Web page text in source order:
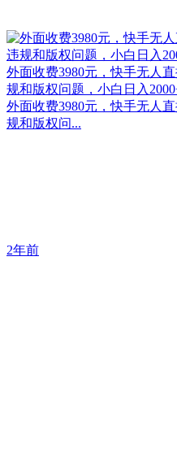
外面收费3980元，快手无人
规和版权问题，小白日入
外面收费3980元，快手无人
规和版权问...
2年前